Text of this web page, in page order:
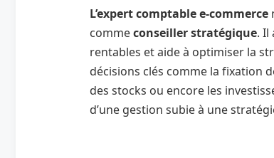
L’expert comptable e-commerce
commeconseiller stratégique. Il
rentables et aide à optimiser la
décisions clés comme la fixation
des stocks ou encore les
d’une gestion subie à une